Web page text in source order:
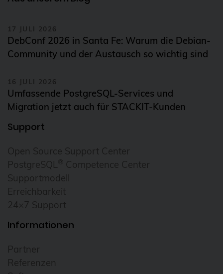
17 JULI 2026
DebConf 2026 in Santa Fe: Warum die Debian-
Community und der Austausch so wichtig sind
16 JULI 2026
Umfassende PostgreSQL-Services und
Migration jetzt auch für STACKIT-Kunden
Support
Open Source Support Center
PostgreSQL ® Competence Center
Supportmodell
Erreichbarkeit
24×7 Support
Informationen
Partner
Referenzen